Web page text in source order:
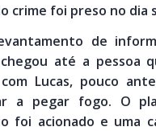
crime foi preso no dia
de
até a pessoa
Lucas, pouco
a pegar fogo. O
foi acionado e uma